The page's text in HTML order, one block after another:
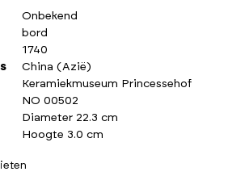
Onbekend
bord
1740
China (Azië)
Keramiekmuseum Princessehof
NO 00502
Diameter 22.3 cm
Hoogte 3.0 cm